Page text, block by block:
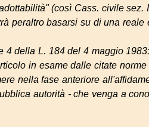
(così Cass. civile sez.
peraltro basarsi su di una
4 della L. 184 del 4 maggio
in esame dalle citate
nella fase anteriore
autorità - che venga a